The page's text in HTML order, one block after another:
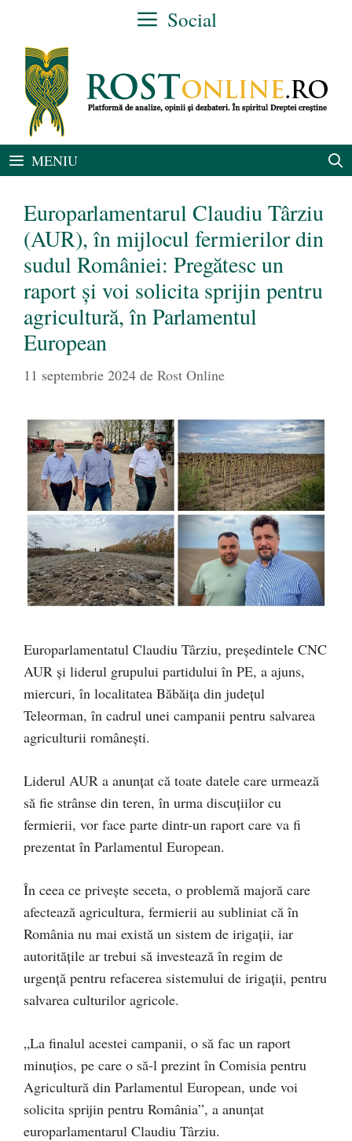
conținut
Social
MENIU
Europarlamentarul Claudiu Târziu
(AUR), în mijlocul fermierilor din
sudul României: Pregătesc un
raport și voi solicita sprijin pentru
agricultură, în Parlamentul
European
11 septembrie 2024 de Rost Online
Europarlamentatul Claudiu Târziu, președintele CNC
AUR și liderul grupului partidului în PE, a ajuns,
miercuri, în localitatea Băbăița din județul
Teleorman, în cadrul unei campanii pentru salvarea
agriculturii românești.
Liderul AUR a anunțat că toate datele care urmează
să fie strânse din teren, în urma discuțiilor cu
fermierii, vor face parte dintr-un raport care va fi
prezentat în Parlamentul European.
În ceea ce privește seceta, o problemă majoră care
afectează agricultura, fermierii au subliniat că în
România nu mai există un sistem de irigații, iar
autoritățile ar trebui să investează în regim de
urgență pentru refacerea sistemului de irigații, pentru
salvarea culturilor agricole.
„La finalul acestei campanii, o să fac un raport
minuțios, pe care o să-l prezint în Comisia pentru
Agricultură din Parlamentul European, unde voi
solicita sprijin pentru România”, a anunțat
europarlamentarul Claudiu Târziu.